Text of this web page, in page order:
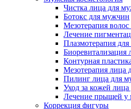
Чистка лица для
Ботокс для мужчин
Мезотерапия
Лечение
Плазмотерапия
Биоревитализация
Контурная
Мезотерапия лица
Пилинг лица для
Уход за кожей
Лечение прыщей у
Коррекция фигуры